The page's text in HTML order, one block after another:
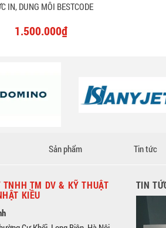
IN, DUNG MÔI BESTCODE
1.500.000₫
Sản phẩm Tin tức
TNHH TM DV & KỸ THUẬT
KIỀU
TIN